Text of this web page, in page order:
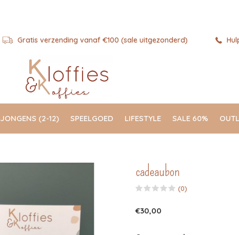
JONGENS (2-12) SPEELGOED LIFESTYLE SALE 60%
Gratis verzending vanaf €100 (sale uitgezonderd)
cadeaubon
(0)
€30,00